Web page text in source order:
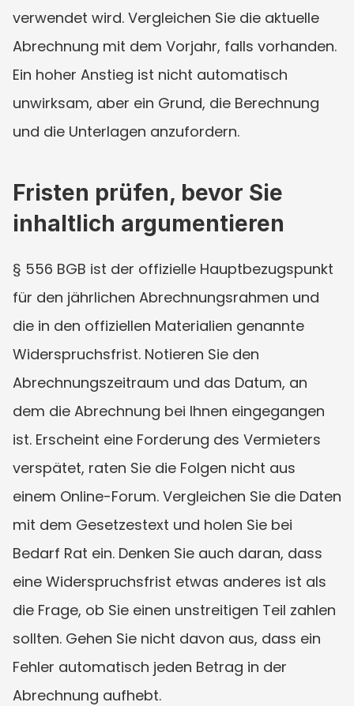
verwendet wird. Vergleichen Sie die aktuelle
Abrechnung mit dem Vorjahr, falls vorhanden.
Ein hoher Anstieg ist nicht automatisch
unwirksam, aber ein Grund, die Berechnung
und die Unterlagen anzufordern.
Fristen prüfen, bevor Sie
inhaltlich argumentieren
§ 556 BGB ist der offizielle Hauptbezugspunkt
für den jährlichen Abrechnungsrahmen und
die in den offiziellen Materialien genannte
Widerspruchsfrist. Notieren Sie den
Abrechnungszeitraum und das Datum, an
dem die Abrechnung bei Ihnen eingegangen
ist. Erscheint eine Forderung des Vermieters
verspätet, raten Sie die Folgen nicht aus
einem Online-Forum. Vergleichen Sie die Daten
mit dem Gesetzestext und holen Sie bei
Bedarf Rat ein. Denken Sie auch daran, dass
eine Widerspruchsfrist etwas anderes ist als
die Frage, ob Sie einen unstreitigen Teil zahlen
sollten. Gehen Sie nicht davon aus, dass ein
Fehler automatisch jeden Betrag in der
Abrechnung aufhebt.